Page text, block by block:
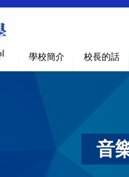
學校簡介 校長的話
音